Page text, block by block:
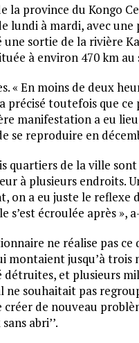
la province du Kongo
lundi à mardi, avec une
une sortie de la rivière
à environ 470 km
« En moins de deux
toutefois que
manifestation a eu
se reproduire en
quartiers de la ville
à plusieurs endroits.
on a eu juste le
s’est écroulée après »,
ne réalise pas ce
montaient jusqu’à
et plusieurs
souhaitait pas
créer de nouveau
abri’’.